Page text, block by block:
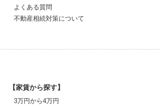
よくある質問
不動産相続対策について
【家賃から探す】
3万円から4万円